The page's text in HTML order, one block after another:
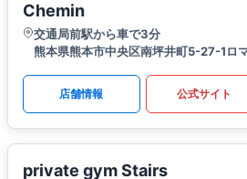
Chemin
交通局前駅から車で3分
熊本県熊本市中央区南坪井町5-27-1ロ
店舗情報 公式サイト
private gym Stairs